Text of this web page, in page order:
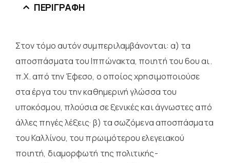
ΠΕΡΙΓΡΑΦΉ
Στον τόμο αυτόν συμπεριλαμβάνονται: α) τα
αποσπάσματα του Ιππώνακτα, ποιητή του 6ου αι.
π.Χ. από την Έφεσο, ο οποίος χρησιμοποιούσε
στα έργα του την καθημερινή γλώσσα του
υποκόσμου, πλούσια σε ξενικές και άγνωστες από
άλλες πηγές λέξεις· β) τα σωζόμενα αποσπάσματα
του Καλλίνου, του πρωιμότερου ελεγειακού
ποιητή, διαμορφωτή της πολιτικής-